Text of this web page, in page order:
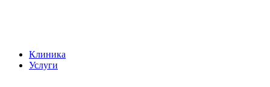
Клиника
Услуги